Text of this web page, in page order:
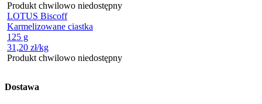
Produkt chwilowo niedostępny
LOTUS Biscoff
Karmelizowane ciastka
125 g
31,20 zł/kg
Produkt chwilowo niedostępny
Dostawa